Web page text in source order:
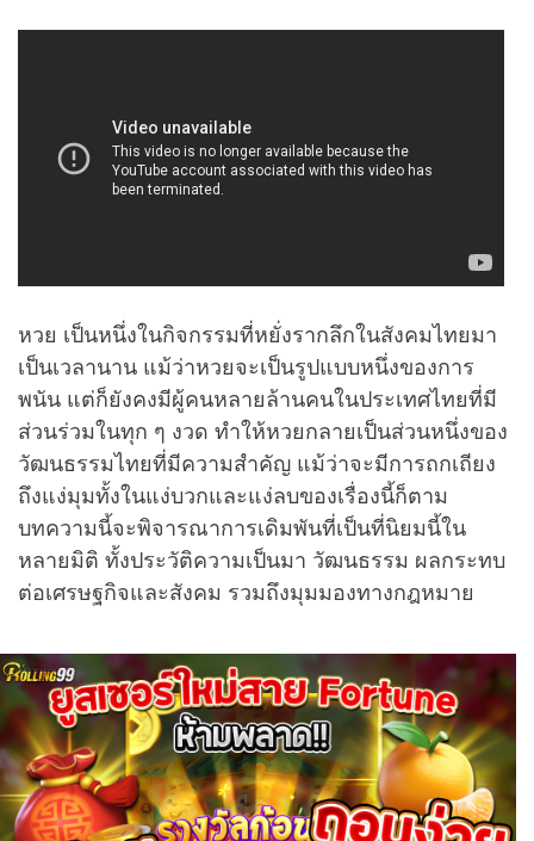
หวย เป็นหนึ่งในกิจกรรมที่หยั่งรากลึกในสังคมไทยมา
เป็นเวลานาน แม้ว่าหวยจะเป็นรูปแบบหนึ่งของการ
พนัน แต่ก็ยังคงมีผู้คนหลายล้านคนในประเทศไทยที่มี
ส่วนร่วมในทุก ๆ งวด ทำให้หวยกลายเป็นส่วนหนึ่งของ
วัฒนธรรมไทยที่มีความสำคัญ แม้ว่าจะมีการถกเถียง
ถึงแง่มุมทั้งในแง่บวกและแง่ลบของเรื่องนี้ก็ตาม
บทความนี้จะพิจารณาการเดิมพันที่เป็นที่นิยมนี้ใน
หลายมิติ ทั้งประวัติความเป็นมา วัฒนธรรม ผลกระทบ
ต่อเศรษฐกิจและสังคม รวมถึงมุมมองทางกฎหมาย